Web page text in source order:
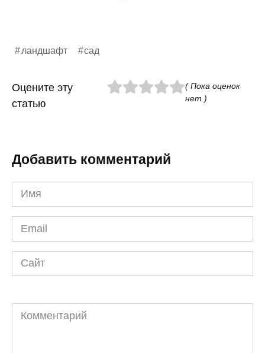
ландшафт сад
Оцените эту
статью
( Пока оценок
нет )
Добавить комментарий
Имя
*
Email
*
Сайт
Комментарий